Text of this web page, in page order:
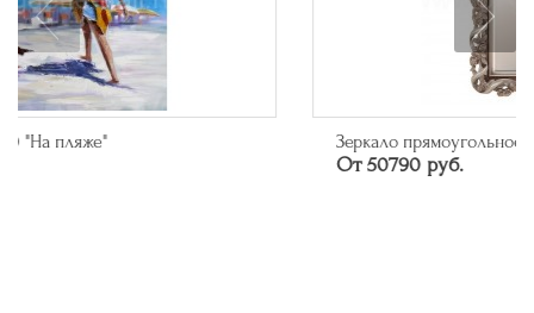
Зеркало прямоугольное в багете цвета серебро